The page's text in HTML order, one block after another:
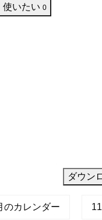
使いたい 0
ダウン
のカレンダー